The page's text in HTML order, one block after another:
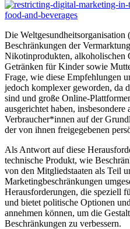
Die
Beschränkungen der
Nikotinprodukten, alkoholischen
Getränken für Kinder sowie
Frage, wie diese Empfehlungen
jedoch komplexer geworden, da
sind und große Online-
ausgerichtet haben,
Verbraucher*innen auf der
der von ihnen freigegebenen
Als Antwort auf diese
technische Produkt, wie
von den Mitgliedstaaten als Teil
Marketingbeschränkungen
Herausforderungen, die speziell
und bietet politische Optionen
annehmen können, um die
Beschränkungen zu verbessern.